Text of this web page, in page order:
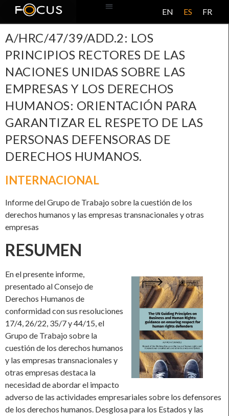
EN ES FR
A/HRC/47/39/ADD.2: LOS
PRINCIPIOS RECTORES DE LAS
NACIONES UNIDAS SOBRE LAS
EMPRESAS Y LOS DERECHOS
HUMANOS: ORIENTACIÓN PARA
GARANTIZAR EL RESPETO DE LAS
PERSONAS DEFENSORAS DE
DERECHOS HUMANOS.
INTERNACIONAL
Informe del Grupo de Trabajo sobre la cuestión de los
derechos humanos y las empresas transnacionales y otras
empresas
RESUMEN
En el presente informe,
presentado al Consejo de
Derechos Humanos de
conformidad con sus resoluciones
17/4, 26/22, 35/7 y 44/15, el
Grupo de Trabajo sobre la
cuestión de los derechos humanos
y las empresas transnacionales y
otras empresas destaca la
necesidad de abordar el impacto
adverso de las actividades empresariales sobre los defensores
de los derechos humanos. Desglosa para los Estados y las